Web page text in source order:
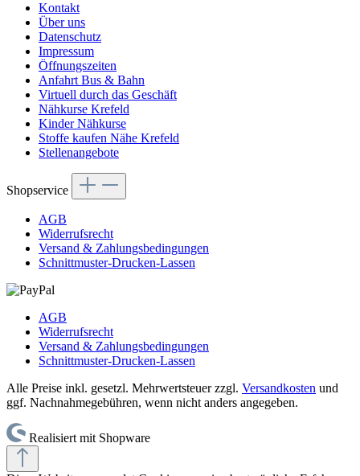
Kontakt
Über uns
Datenschutz
Impressum
Öffnungszeiten
Anfahrt Bus & Bahn
Virtuell durch das Geschäft
Nähkurse Krefeld
Kinder Nähkurse
Stoffe kaufen Nähe Krefeld
Stellenangebote
Shopservice
AGB
Widerrufsrecht
Versand & Zahlungsbedingungen
Schnittmuster-Drucken-Lassen
AGB
Widerrufsrecht
Versand & Zahlungsbedingungen
Schnittmuster-Drucken-Lassen
Alle Preise inkl. gesetzl. Mehrwertsteuer zzgl. Versandkosten und
ggf. Nachnahmegebühren, wenn nicht anders angegeben.
Realisiert mit Shopware